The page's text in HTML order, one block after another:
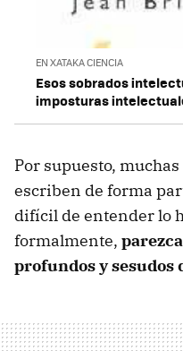
EN XATAKA CIENCIA
Esos sobrados
imposturas
Por supuesto,
escriben de forma
difícil de entender lo
formalmente,
profundos y sesudos